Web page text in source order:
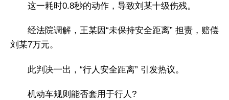
这一耗时0.8秒的动作，导致刘某十级伤残。
经法院调解，王某因“未保持安全距离” 担责，赔偿
刘某7万元。
此判决一出，“行人安全距离” 引发热议。
机动车规则能否套用于行人?